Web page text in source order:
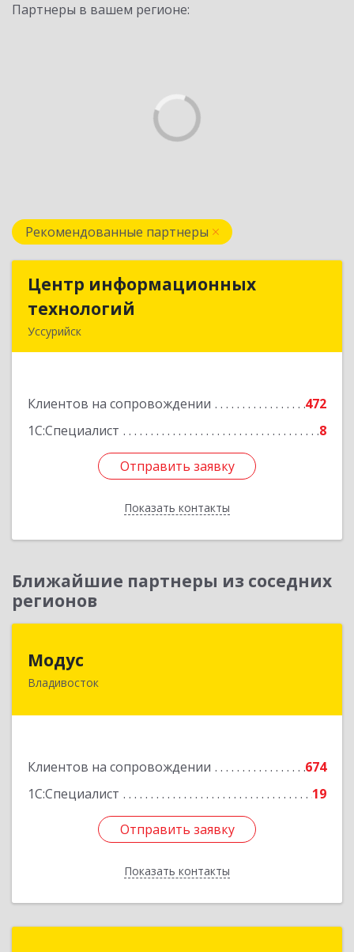
Партнеры в вашем регионе:
Рекомендованные партнеры
Центр информационных
технологий
Уссурийск
Клиентов на сопровождении
472
1С:Специалист
8
Отправить заявку
Показать контакты
Центр информационных
Подробнее
Отправить заявку
Назад
Ближайшие партнеры из соседних
регионов
Модус
Владивосток
Клиентов на сопровождении
674
1С:Специалист
19
Отправить заявку
Показать контакты
690091, Приморский край, Владивосток г, ул.
Отправить заявку
Назад